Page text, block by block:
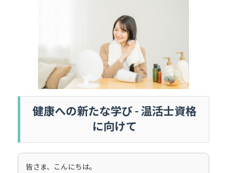
健康への新たな学び - 温活士資格
に向けて
皆さま、こんにちは。